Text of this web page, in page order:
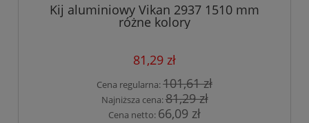
Kij aluminiowy Vikan 2937 1510 mm
różne kolory
81,29 zł
Cena regularna:101,61 zł
Najniższa cena:81,29 zł
Cena netto: 66,09 zł